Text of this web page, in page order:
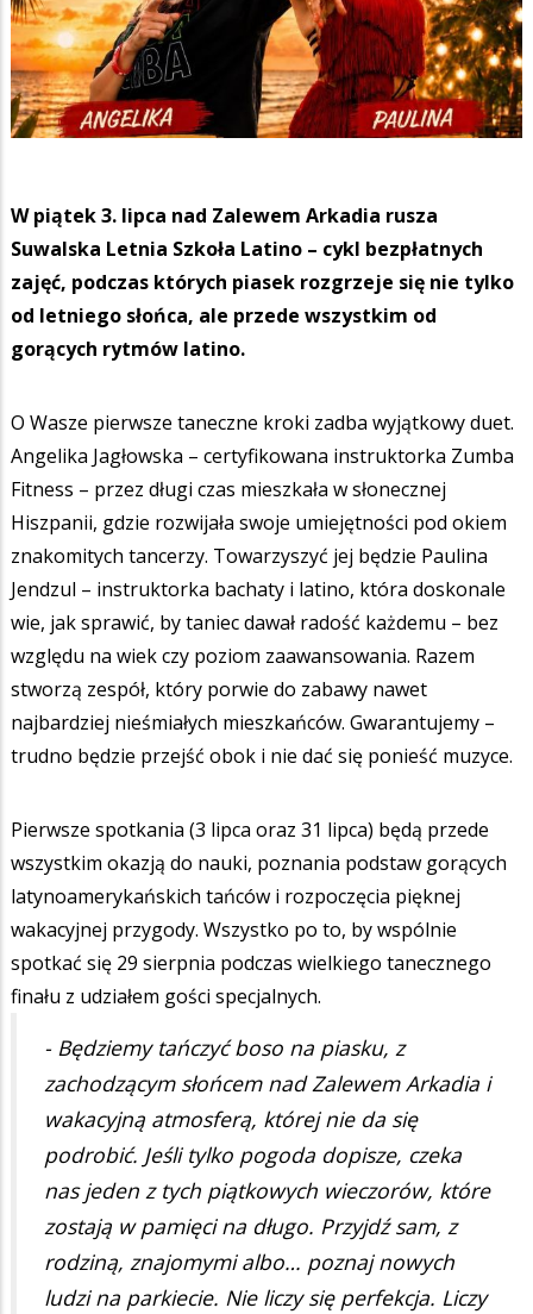
W piątek 3. lipca nad Zalewem Arkadia rusza
Suwalska Letnia Szkoła Latino – cykl bezpłatnych
zajęć, podczas których piasek rozgrzeje się nie tylko
od letniego słońca, ale przede wszystkim od
gorących rytmów latino.
O Wasze pierwsze taneczne kroki zadba wyjątkowy duet.
Angelika Jagłowska – certyfikowana instruktorka Zumba
Fitness – przez długi czas mieszkała w słonecznej
Hiszpanii, gdzie rozwijała swoje umiejętności pod okiem
znakomitych tancerzy. Towarzyszyć jej będzie Paulina
Jendzul – instruktorka bachaty i latino, która doskonale
wie, jak sprawić, by taniec dawał radość każdemu – bez
względu na wiek czy poziom zaawansowania. Razem
stworzą zespół, który porwie do zabawy nawet
najbardziej nieśmiałych mieszkańców. Gwarantujemy –
trudno będzie przejść obok i nie dać się ponieść muzyce.
Pierwsze spotkania (3 lipca oraz 31 lipca) będą przede
wszystkim okazją do nauki, poznania podstaw gorących
latynoamerykańskich tańców i rozpoczęcia pięknej
wakacyjnej przygody. Wszystko po to, by wspólnie
spotkać się 29 sierpnia podczas wielkiego tanecznego
finału z udziałem gości specjalnych.
- Będziemy tańczyć boso na piasku, z
zachodzącym słońcem nad Zalewem Arkadia i
wakacyjną atmosferą, której nie da się
podrobić. Jeśli tylko pogoda dopisze, czeka
nas jeden z tych piątkowych wieczorów, które
zostają w pamięci na długo. Przyjdź sam, z
rodziną, znajomymi albo… poznaj nowych
ludzi na parkiecie. Nie liczy się perfekcja. Liczy